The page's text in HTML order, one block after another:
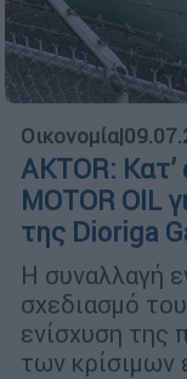
Οικονομία|
AKTOR:
MOTOR OIL
της Dioriga
Η συναλλαγή
σχεδιασμό
ενίσχυση της
των κρίσιμων